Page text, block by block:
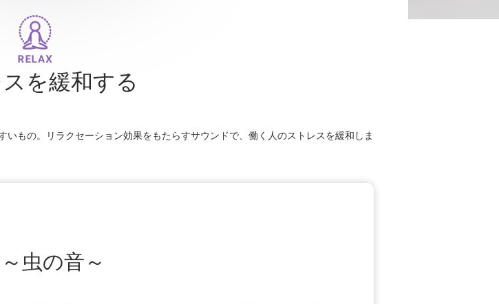
を緩和する
もの。リラクセーション効果をもたらすサウンドで、働く人のストレスを緩和しま
虫の音～